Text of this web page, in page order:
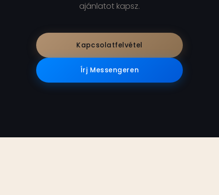
ajánlatot kapsz.
Kapcsolatfelvétel
Írj Messengeren